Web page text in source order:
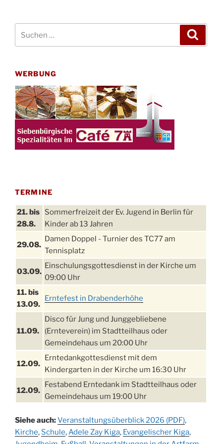
WERBUNG
TERMINE
21. bis
28.8.
Sommerfreizeit der Ev. Jugend in Berlin für
Kinder ab 13 Jahren
29.08.
Damen Doppel - Turnier des TC77 am
Tennisplatz
03.09.
Einschulungsgottesdienst in der Kirche um
09:00 Uhr
11. bis
13.09.
Erntefest in Drabenderhöhe
11.09.
Disco für Jung und Junggebliebene
(Ernteverein) im Stadtteilhaus oder
Gemeindehaus um 20:00 Uhr
12.09.
Erntedankgottesdienst mit dem
Kindergarten in der Kirche um 16:30 Uhr
12.09.
Festabend Erntedank im Stadtteilhaus oder
Gemeindehaus um 19:00 Uhr
13.09.
Stadtteilhaus um 14:00 Uhr
Schlagerabend im Stadtteilhaus
Siehe auch:Veranstaltungsüberblick 2026 (PDF),
Kirche, Schule, Adele Zay Kiga, Evangelischer Kiga,